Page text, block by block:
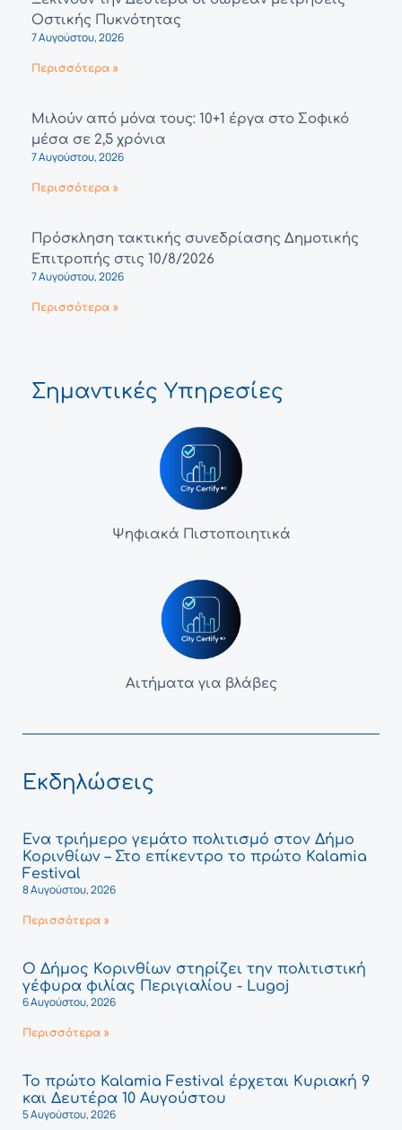
Οστικής Πυκνότητας
7 Αυγούστου, 2026
Περισσότερα »
Μιλούν από μόνα τους: 10+1 έργα στο Σοφικό
μέσα σε 2,5 χρόνια
7 Αυγούστου, 2026
Περισσότερα »
Πρόσκληση τακτικής συνεδρίασης Δημοτικής
Επιτροπής στις 10/8/2026
7 Αυγούστου, 2026
Περισσότερα »
Σημαντικές Υπηρεσίες
Ψηφιακά Πιστοποιητικά
Αιτήματα για βλάβες
Εκδηλώσεις
Ένα τριήμερο γεμάτο πολιτισμό στον Δήμο
Κορινθίων – Στο επίκεντρο το πρώτο Kalamia
Festival
8 Αυγούστου, 2026
Περισσότερα »
Ο Δήμος Κορινθίων στηρίζει την πολιτιστική
γέφυρα φιλίας Περιγιαλίου - Lugoj
6 Αυγούστου, 2026
Περισσότερα »
Το πρώτο Kalamia Festival έρχεται Κυριακή 9
και Δευτέρα 10 Αυγούστου
5 Αυγούστου, 2026